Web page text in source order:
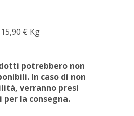
€ Kg
potrebbero non
In caso di non
verranno presi
per la consegna.